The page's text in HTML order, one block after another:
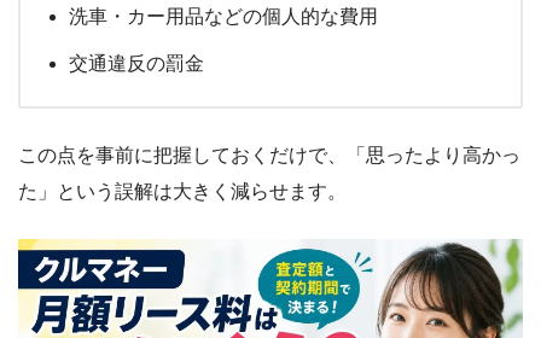
洗車・カー用品などの個人的な費用
交通違反の罰金
この点を事前に把握しておくだけで、「思ったより高かっ
た」という誤解は大きく減らせます。